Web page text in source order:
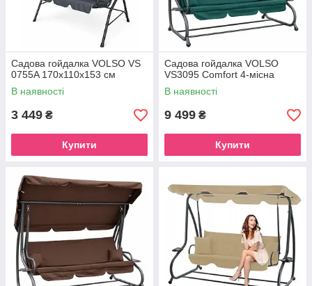
Садова гойдалка VOLSO VS
0755A 170x110x153 см
В наявності
3 449 ₴
Купити
Садова гойдалка VOLSO
VS3095 Comfort 4-місна
В наявності
9 499 ₴
Купити